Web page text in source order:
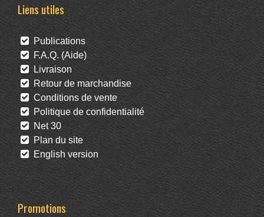
Liens utiles
Publications
F.A.Q. (Aide)
Livraison
Retour de marchandise
Conditions de vente
Politique de confidentialité
Net 30
Plan du site
English version
Promotions